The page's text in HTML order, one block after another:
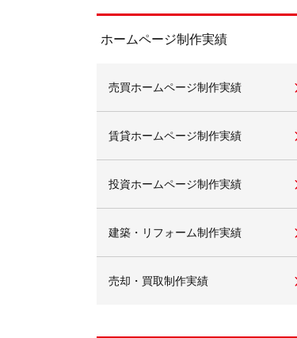
不動産動画制作事例 動画
ホームページ制作実績
売買ホームページ制作実績
賃貸ホームページ制作実績
投資ホームページ制作実績
建築・リフォーム制作実績
売却・買取制作実績